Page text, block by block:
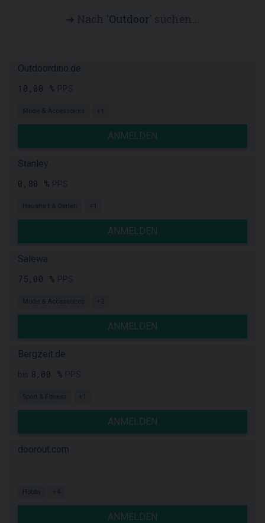
Outdoor
Outdoordino.de
10,00 %
Mode & Accessoires +1
ANMELDEN
Stanley
0,80 %
Haushalt & Garten +1
ANMELDEN
Salewa
75,00 %
Mode & Accessoires +2
ANMELDEN
Bergzeit.de
8,00 %
Sport & Fitness +1
ANMELDEN
doorout.com
Hobby +4
ANMELDEN